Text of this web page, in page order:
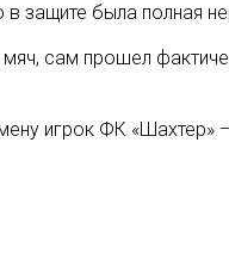
защите была полная
сам прошел
игрок ФК «Шахтер»